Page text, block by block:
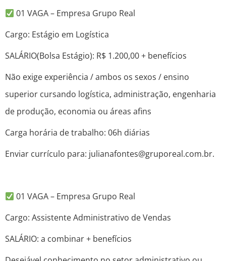
01 VAGA – Empresa Grupo Real
Cargo: Estágio em Logística
SALÁRIO(Bolsa Estágio): R$ 1.200,00 + benefícios
Não exige experiência / ambos os sexos / ensino
superior cursando logística, administração, engenharia
de produção, economia ou áreas afins
Carga horária de trabalho: 06h diárias
Enviar currículo para: julianafontes@gruporeal.com.br.
01 VAGA – Empresa Grupo Real
Cargo: Assistente Administrativo de Vendas
SALÁRIO: a combinar + benefícios